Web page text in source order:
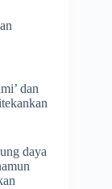
dan
daya